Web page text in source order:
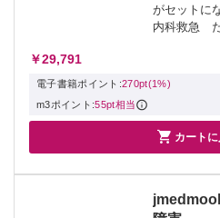
がセットに
内科救急
いま診断中
中！ ・感染
￥29,791
電子書籍ポイント:270pt(1%)
m3ポイント:55pt相当
 カート